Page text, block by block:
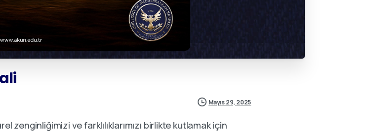
Mayıs 29, 2025
zenginliğimizi ve farklılıklarımızı birlikte kutlamak için